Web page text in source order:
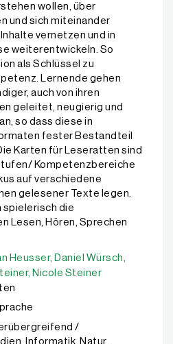
wollen, über
und sich miteinander
vernetzen und in
weiterentwickeln. So
als Schlüssel zu
Lernende gehen
auch von ihren
geleitet, neugierig und
so dass diese in
fester Bestandteil
Karten für Leseratten sind
Kompetenzbereiche
auf verschiedene
gelesener Texte legen.
spielerisch die
Lesen, Hören, Sprechen
Heusser, Daniel Würsch,
Heusser, Daniel Würsch,
Nicole Steiner
/
Informatik, Natur,